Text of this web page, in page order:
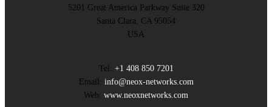
5201 Great America Parkway Suite 320
Santa Clara, CA 95054
USA
Tel: +1 408 850 7201
Email: info@neox-networks.com
Web: www.neoxnetworks.com